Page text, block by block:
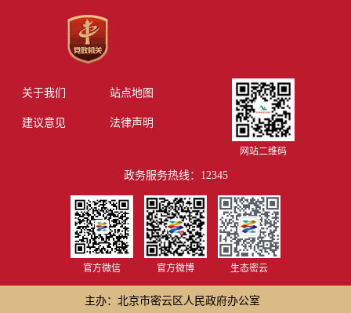
关于我们 站点地图
建议意见 法律声明
网站二维码
政务服务热线：12345
官方微信 官方微博 生态密云
主办：北京市密云区人民政府办公室